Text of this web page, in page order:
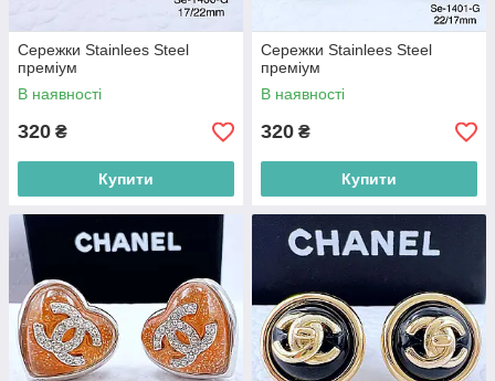
Сережки Stainlees Steel
преміум
В наявності
320 ₴
Купити
Сережки Stainlees Steel
преміум
В наявності
320 ₴
Купити